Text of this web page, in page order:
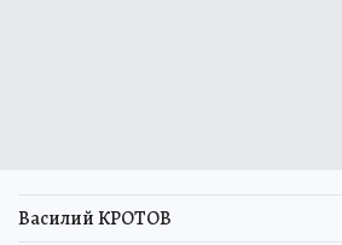
Василий КРОТОВ